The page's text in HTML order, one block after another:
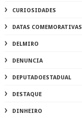
CURIOSIDADES
DATAS COMEMORATIVAS
DELMIRO
DENUNCIA
DEPUTADOESTADUAL
DESTAQUE
DINHEIRO